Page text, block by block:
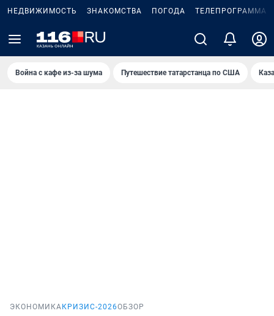
НЕДВИЖИМОСТЬ ЗНАКОМСТВА ПОГОДА ТЕЛЕПРОГРАММА
Война с кафе из-за шума Путешествие татарстанца по США
ЭКОНОМИКА КРИЗИС-2026ОБЗОР